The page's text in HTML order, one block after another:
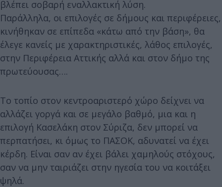
βλέπει σοβαρή εναλλακτική λύση.
Παράλληλα, οι επιλογές σε δήμους και περιφέρειες,
κινήθηκαν σε επίπεδα «κάτω από την βάση», θα
έλεγε κανείς με χαρακτηριστικές, λάθος επιλογές,
στην Περιφέρεια Αττικής αλλά και στον δήμο της
πρωτεύουσας….
Το τοπίο στον κεντροαριστερό χώρο δείχνει να
αλλάζει γοργά και σε μεγάλο βαθμό, μια και η
επιλογή Κασελάκη στον Σύριζα, δεν μπορεί να
περπατήσει, κι όμως το ΠΑΣΟΚ, αδυνατεί να έχει
κέρδη. Είναι σαν αν έχει βάλει χαμηλούς στόχους,
σαν να μην ταιριάζει στην ηγεσία του να κοιτάξει
ψηλά.